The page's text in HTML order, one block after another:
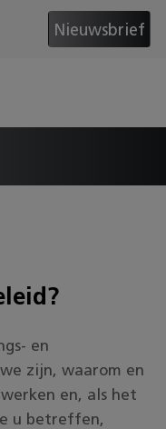
Nieuwsbrief
en
zijn, waarom en
en, als het
u betreffen,